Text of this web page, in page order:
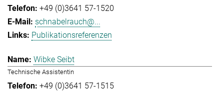
+49 (0)3641 57-1520
schnabelrauch@...
Publikationsreferenzen
Wibke Seibt
Technische Assistentin
+49 (0)3641 57-1515